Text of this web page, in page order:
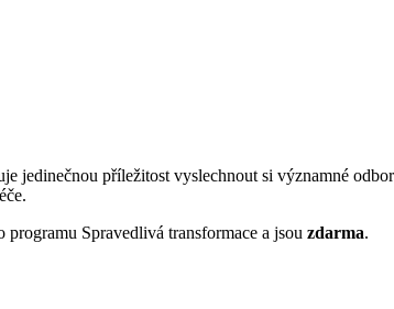
jedinečnou příležitost vyslechnout si významné
Spravedlivá transformace a jsou zdarma.